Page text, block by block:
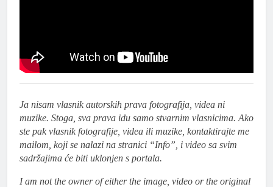
Ja nisam vlasnik autorskih prava fotografija, videa ni
muzike. Stoga, sva prava idu samo stvarnim vlasnicima. Ako
ste pak vlasnik fotografije, videa ili muzike, kontaktirajte me
mailom, koji se nalazi na stranici “Info”, i video sa svim
sadržajima će biti uklonjen s portala.
I am not the owner of either the image, video or the original